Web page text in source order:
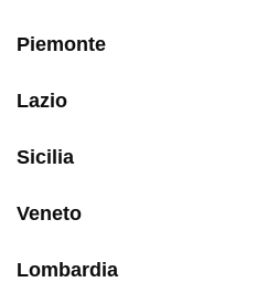
Piemonte
Lazio
Sicilia
Veneto
Lombardia